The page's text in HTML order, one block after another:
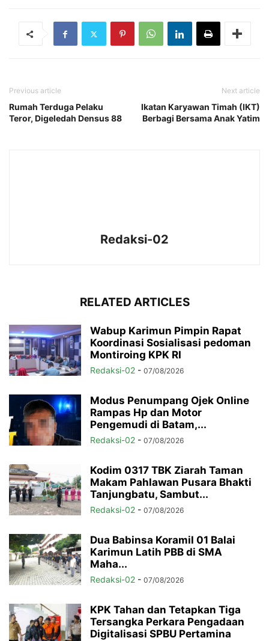
Previous article
Rumah Terduga Pelaku
Teror, Digeledah Densus 88
Next article
Ikatan Karyawan Timah (IKT)
Berbagi Bersama Anak Yatim
Redaksi-02
RELATED ARTICLES
Wabup Karimun Pimpin Rapat
Koordinasi Sosialisasi pedoman
Montiroing KPK RI
Redaksi-02 - 07/08/2026
Modus Penumpang Ojek Online
Rampas Hp dan Motor
Pengemudi di Batam,...
Redaksi-02 - 07/08/2026
Kodim 0317 TBK Ziarah Taman
Makam Pahlawan Pusara Bhakti
Tanjungbatu, Sambut...
Redaksi-02 - 07/08/2026
Dua Babinsa Koramil 01 Balai
Karimun Latih PBB di SMA
Maha...
Redaksi-02 - 07/08/2026
KPK Tahan dan Tetapkan Tiga
Tersangka Perkara Pengadaan
Digitalisasi SPBU Pertamina